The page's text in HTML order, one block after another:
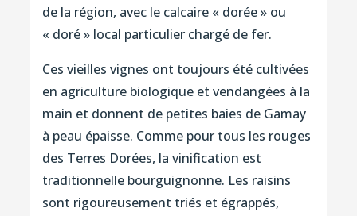
de la région, avec le calcaire « dorée » ou
« doré » local particulier chargé de fer.
Ces vieilles vignes ont toujours été cultivées
en agriculture biologique et vendangées à la
main et donnent de petites baies de Gamay
à peau épaisse. Comme pour tous les rouges
des Terres Dorées, la vinification est
traditionnelle bourguignonne. Les raisins
sont rigoureusement triés et égrappés,